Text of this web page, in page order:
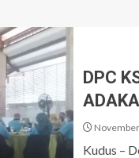
DPC
Kudus –